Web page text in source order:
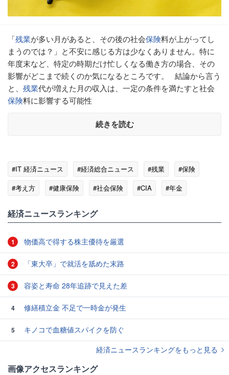
「残業が多い月があると、その後の社会保険料が上がってし
まうのでは？」と不安に感じる方は少なくありません。特に
年度末など、特定の時期だけ忙しくなる働き方の場合、その
影響がどこまで続くのか気になるところです。 結論から言う
と、 残業代が増えた月の収入は、一定の条件を満たすと社会
保険料に影響する可能性
続きを読む
#IT 経済ニュース #経済総合ニュース #残業
#保険
#考え方
#健康保険 #社会保険 #CIA #年金
経済ニュースランキング
1 物価高で得する株主優待を厳選
2 「東大卒」で就活を舐めた末路
3 容姿と寿命 28年追跡で見えた差
4 修繕積立金 不足で一時金が発生
5
キノコで血糖値スパイクを防ぐ
経済ニュースランキングをもっと見る
画像アクセスランキング